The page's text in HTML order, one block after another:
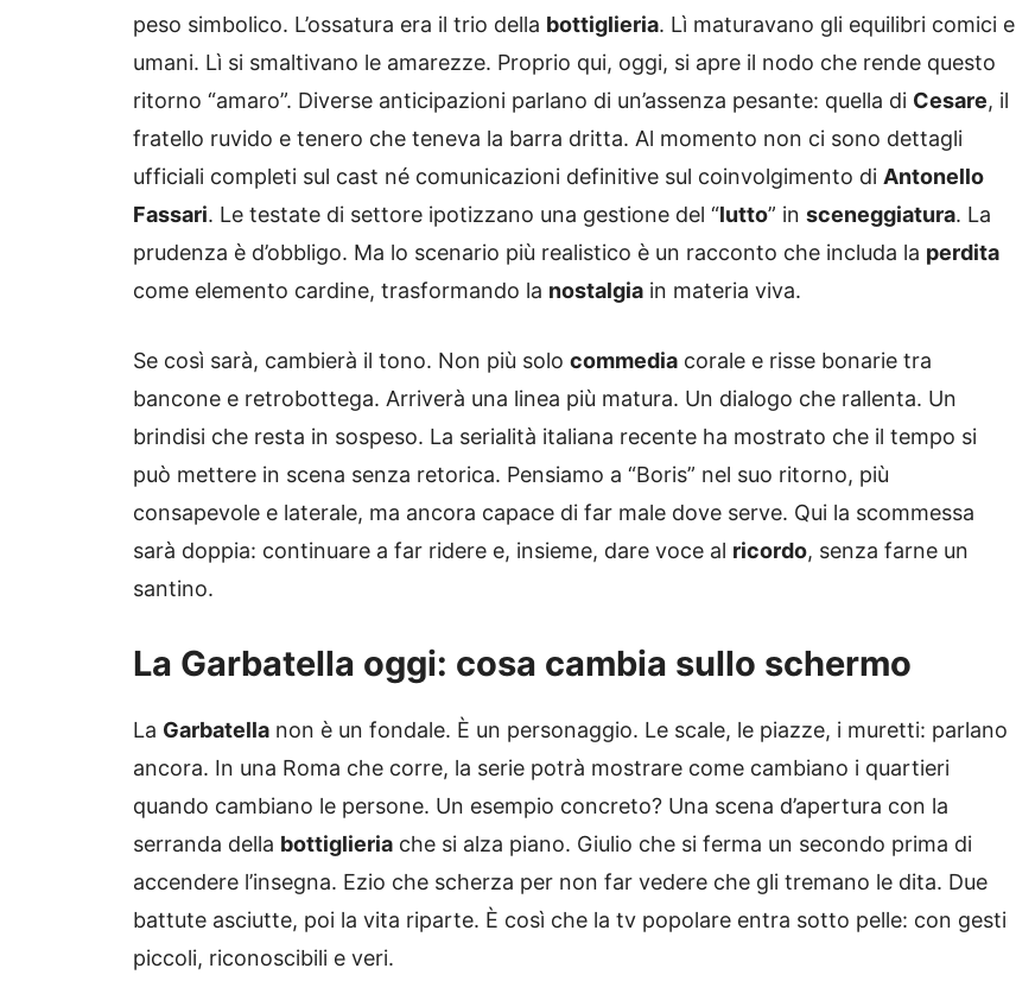
peso simbolico. L’ossatura era il trio della bottiglieria. Lì maturavano gli equilibri comici e
umani. Lì si smaltivano le amarezze. Proprio qui, oggi, si apre il nodo che rende questo
ritorno “amaro”. Diverse anticipazioni parlano di un’assenza pesante: quella di Cesare, il
fratello ruvido e tenero che teneva la barra dritta. Al momento non ci sono dettagli
ufficiali completi sul cast né comunicazioni definitive sul coinvolgimento di Antonello
Fassari. Le testate di settore ipotizzano una gestione del “lutto” in sceneggiatura. La
prudenza è d’obbligo. Ma lo scenario più realistico è un racconto che includa la perdita
come elemento cardine, trasformando la nostalgia in materia viva.
Se così sarà, cambierà il tono. Non più solo commedia corale e risse bonarie tra
bancone e retrobottega. Arriverà una linea più matura. Un dialogo che rallenta. Un
brindisi che resta in sospeso. La serialità italiana recente ha mostrato che il tempo si
può mettere in scena senza retorica. Pensiamo a “Boris” nel suo ritorno, più
consapevole e laterale, ma ancora capace di far male dove serve. Qui la scommessa
sarà doppia: continuare a far ridere e, insieme, dare voce al ricordo, senza farne un
santino.
La Garbatella oggi: cosa cambia sullo schermo
La Garbatella non è un fondale. È un personaggio. Le scale, le piazze, i muretti: parlano
ancora. In una Roma che corre, la serie potrà mostrare come cambiano i quartieri
quando cambiano le persone. Un esempio concreto? Una scena d’apertura con la
serranda della bottiglieria che si alza piano. Giulio che si ferma un secondo prima di
accendere l’insegna. Ezio che scherza per non far vedere che gli tremano le dita. Due
battute asciutte, poi la vita riparte. È così che la tv popolare entra sotto pelle: con gesti
piccoli, riconoscibili e veri.